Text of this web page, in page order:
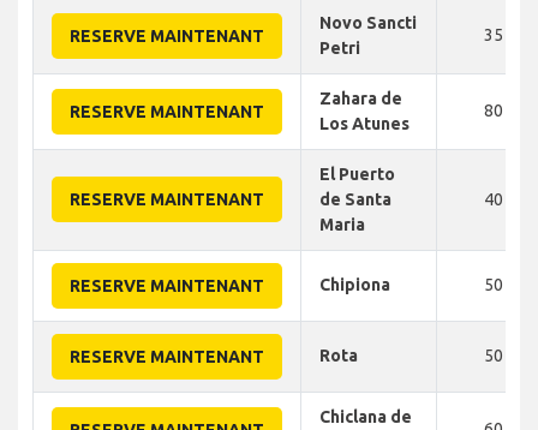
RESERVE MAINTENANT
Novo Sancti
Petri
35
RESERVE MAINTENANT
Zahara de
Los Atunes
80
RESERVE MAINTENANT
El Puerto
de Santa
Maria
40
RESERVE MAINTENANT Chipiona 50
RESERVE MAINTENANT Rota 50
Chiclana de